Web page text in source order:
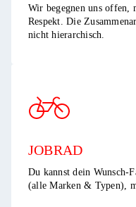
Wir begegnen uns offen,
Respekt. Die
nicht hierarchisch.​
JOBRAD
Du kannst dein Wunsch-
(alle Marken & Typen),